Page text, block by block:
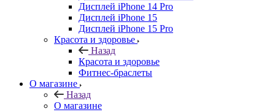
Дисплей iPhone 14 Pro
Дисплей iPhone 15
Дисплей iPhone 15 Pro
Красота и здоровье
Назад
Красота и здоровье
Фитнес-браслеты
О магазине
Назад
О магазине